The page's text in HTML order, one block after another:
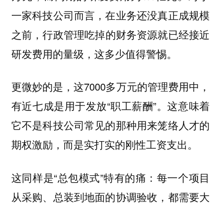
一家科技公司而言，在业务还没真正成规模
之前，行政管理吃掉的财务资源就已经接近
研发费用的量级，这多少值得警惕。
更微妙的是，这7000多万元的管理费用中，
有近七成是用于发放“职工薪酬”。这意味着
它不是科技公司常见的那种用来笼络人才的
期权激励，而是实打实的刚性工资支出。
这同样是“总包模式”特有的痛：每一个项目
从采购、总装到地面的协调验收，都需要大